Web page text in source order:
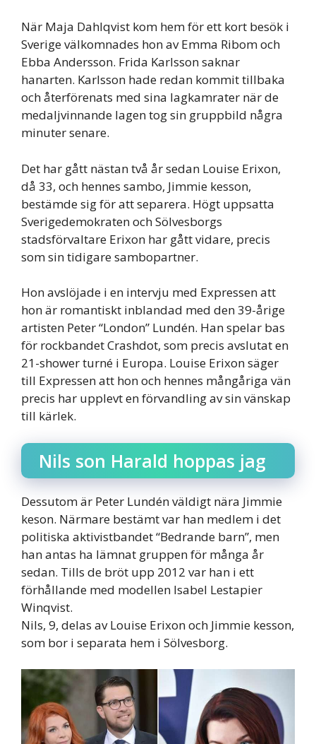
När Maja Dahlqvist kom hem för ett kort besök i
Sverige välkomnades hon av Emma Ribom och
Ebba Andersson. Frida Karlsson saknar
hanarten. Karlsson hade redan kommit tillbaka
och återförenats med sina lagkamrater när de
medaljvinnande lagen tog sin gruppbild några
minuter senare.
Det har gått nästan två år sedan Louise Erixon,
då 33, och hennes sambo, Jimmie kesson,
bestämde sig för att separera. Högt uppsatta
Sverigedemokraten och Sölvesborgs
stadsförvaltare Erixon har gått vidare, precis
som sin tidigare sambopartner.
Hon avslöjade i en intervju med Expressen att
hon är romantiskt inblandad med den 39-årige
artisten Peter “London” Lundén. Han spelar bas
för rockbandet Crashdot, som precis avslutat en
21-shower turné i Europa. Louise Erixon säger
till Expressen att hon och hennes mångåriga vän
precis har upplevt en förvandling av sin vänskap
till kärlek.
Nils son Harald hoppas jag
Dessutom är Peter Lundén väldigt nära Jimmie
keson. Närmare bestämt var han medlem i det
politiska aktivistbandet “Bedrande barn”, men
han antas ha lämnat gruppen för många år
sedan. Tills de bröt upp 2012 var han i ett
förhållande med modellen Isabel Lestapier
Winqvist.
Nils, 9, delas av Louise Erixon och Jimmie kesson,
som bor i separata hem i Sölvesborg.